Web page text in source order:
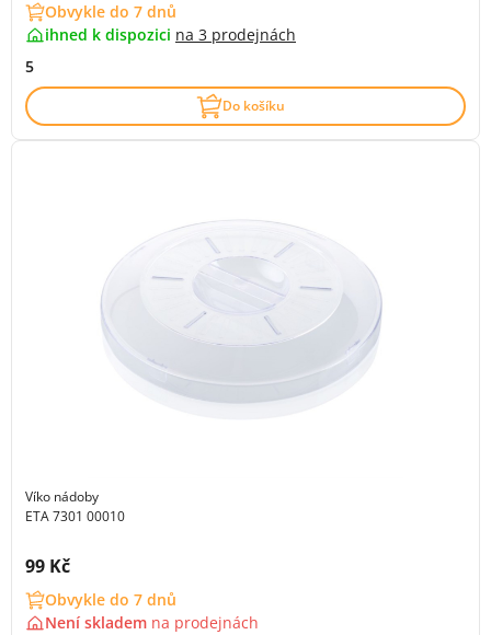
Obvykle do 7 dnů
ihned k dispozici na 3 prodejnách
5
Do košíku
Víko nádoby
ETA 7301 00010
Cena s DPH:
99 Kč
Obvykle do 7 dnů
Není skladem na prodejnách